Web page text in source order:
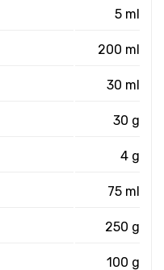
5 ml
200 ml
30 ml
30 g
4 g
75 ml
250 g
100 g